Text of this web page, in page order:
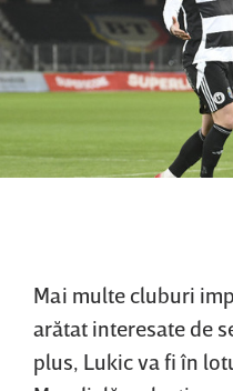
Mai multe cluburi
arătat interesate de
plus, Lukic va fi în